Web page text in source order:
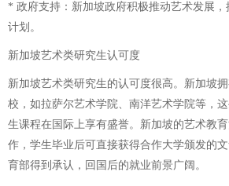
* 政府支持：新加坡政府积极推动艺术发展
计划。
新加坡艺术类研究生认可度
新加坡艺术类研究生的认可度很高。新加坡
校，如拉萨尔艺术学院、南洋艺术学院等，
生课程在国际上享有盛誉。新加坡的艺术教
作，学生毕业后可直接获得合作大学颁发的
育部得到承认，回国后的就业前景广阔。